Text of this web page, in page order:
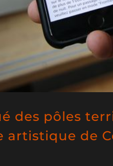
des pôles
artistique de